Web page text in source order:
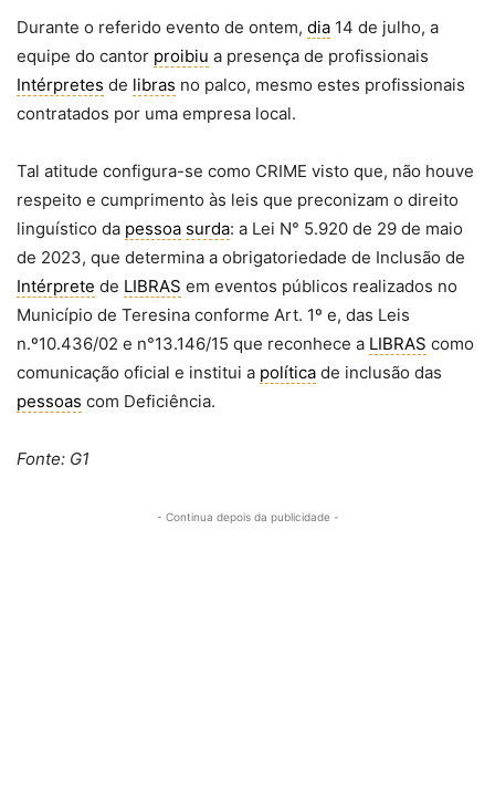
Durante o referido evento de ontem, dia 14 de julho, a
equipe do cantor proibiu a presença de profissionais
Intérpretes de libras no palco, mesmo estes profissionais
contratados por uma empresa local.
Tal atitude configura-se como CRIME visto que, não houve
respeito e cumprimento às leis que preconizam o direito
linguístico da pessoa surda: a Lei N° 5.920 de 29 de maio
de 2023, que determina a obrigatoriedade de Inclusão de
Intérprete de LIBRAS em eventos públicos realizados no
Município de Teresina conforme Art. 1º e, das Leis
n.º10.436/02 e n°13.146/15 que reconhece a LIBRAS como
comunicação oficial e institui a política de inclusão das
pessoas com Deficiência.
Fonte: G1
- Continua depois da publicidade -